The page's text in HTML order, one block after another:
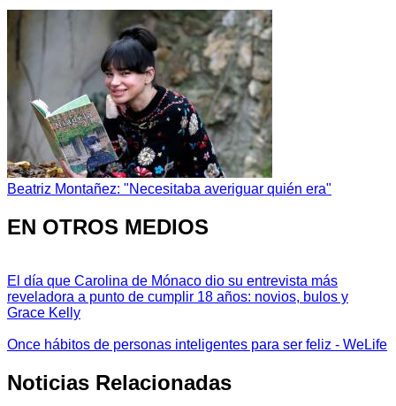
Beatriz Montañez: "Necesitaba averiguar quién era"
EN OTROS MEDIOS
El día que Carolina de Mónaco dio su entrevista más
reveladora a punto de cumplir 18 años: novios, bulos y
Grace Kelly
Once hábitos de personas inteligentes para ser feliz - WeLife
Noticias Relacionadas